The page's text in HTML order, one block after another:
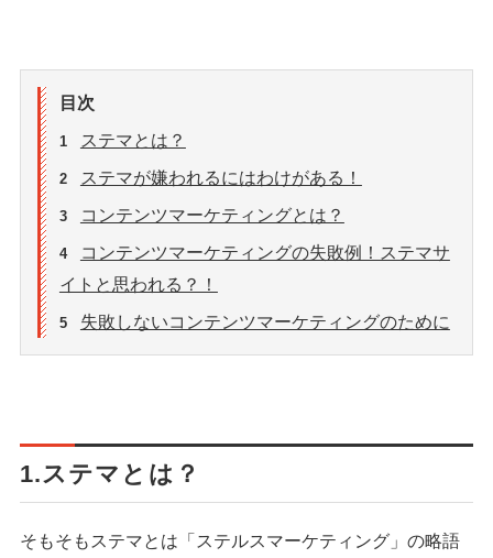
目次
1 ステマとは？
2 ステマが嫌われるにはわけがある！
3 コンテンツマーケティングとは？
4
コンテンツマーケティングの失敗例！ステマサ
イトと思われる？！
5 失敗しないコンテンツマーケティングのために
1.ステマとは？
そもそもステマとは「ステルスマーケティング」の略語